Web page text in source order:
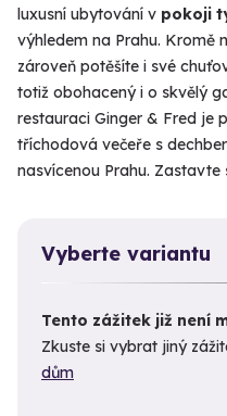
luxusní ubytování v pokoji
výhledem na Prahu. Kromě
zároveň potěšíte i své
totiž obohacený i o skvělý
restauraci Ginger & Fred je
tříchodová večeře s
nasvícenou Prahu. Zastavte
Vyberte variantu
Tento zážitek již není
Zkuste si vybrat jiný
dům